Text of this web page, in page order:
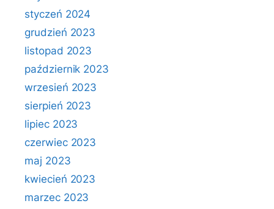
styczeń 2024
grudzień 2023
listopad 2023
październik 2023
wrzesień 2023
sierpień 2023
lipiec 2023
czerwiec 2023
maj 2023
kwiecień 2023
marzec 2023